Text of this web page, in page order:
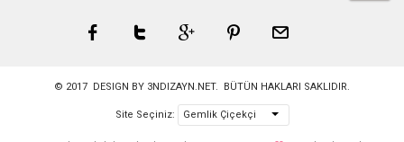
© 2017 DESIGN BY 3NDIZAYN.NET. BÜTÜN HAKLARI SAKLIDIR.
Site Seçiniz: